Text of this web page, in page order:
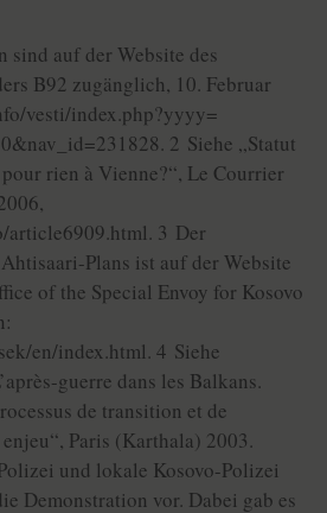
sind auf der Website des
B92 zugänglich, 10. Februar
vesti/index.php?yyyy=
2 Siehe „Statut
rien à Vienne?“, Le Courrier
article6909.html. 3 Der
Plans ist auf der Website
of the Special Envoy for Kosovo
en/index.html. 4 Siehe
guerre dans les Balkans.
de transition et de
Paris (Karthala) 2003.
und lokale Kosovo-Polizei
Demonstration vor. Dabei gab es